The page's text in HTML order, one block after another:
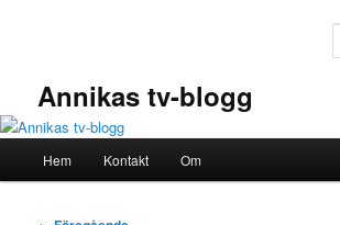
Annikas tv-blogg
Hem Kontakt Om